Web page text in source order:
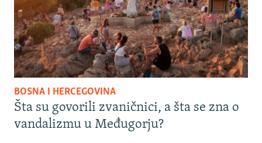
BOSNA I HERCEGOVINA
Šta su govorili zvaničnici, a šta se zna o
vandalizmu u Međugorju?